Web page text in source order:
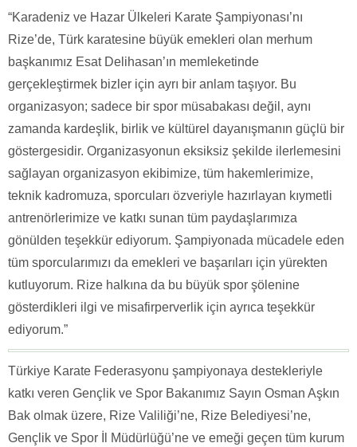
“Karadeniz ve Hazar Ülkeleri Karate Şampiyonası’nı
Rize’de, Türk karatesine büyük emekleri olan merhum
başkanımız Esat Delihasan’ın memleketinde
gerçekleştirmek bizler için ayrı bir anlam taşıyor. Bu
organizasyon; sadece bir spor müsabakası değil, aynı
zamanda kardeşlik, birlik ve kültürel dayanışmanın güçlü bir
göstergesidir. Organizasyonun eksiksiz şekilde ilerlemesini
sağlayan organizasyon ekibimize, tüm hakemlerimize,
teknik kadromuza, sporcuları özveriyle hazırlayan kıymetli
antrenörlerimize ve katkı sunan tüm paydaşlarımıza
gönülden teşekkür ediyorum. Şampiyonada mücadele eden
tüm sporcularımızı da emekleri ve başarıları için yürekten
kutluyorum. Rize halkına da bu büyük spor şölenine
gösterdikleri ilgi ve misafirperverlik için ayrıca teşekkür
ediyorum.”
Türkiye Karate Federasyonu şampiyonaya destekleriyle
katkı veren Gençlik ve Spor Bakanımız Sayın Osman Aşkın
Bak olmak üzere, Rize Valiliği’ne, Rize Belediyesi’ne,
Gençlik ve Spor İl Müdürlüğü’ne ve emeği geçen tüm kurum